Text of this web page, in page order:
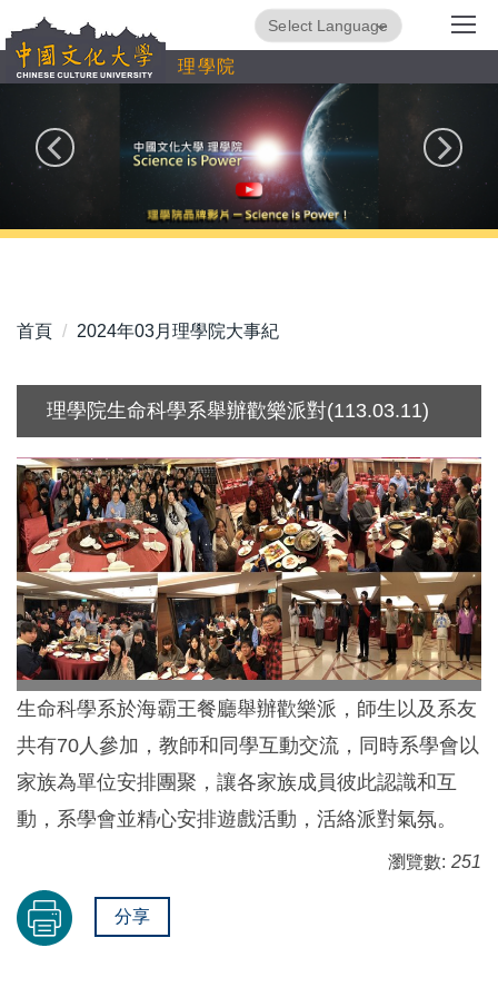
到
主
理學院
Translate
首頁 2024年03月理學院大事紀
理學院生命科學系舉辦歡樂派對(113.03.11)
生命科學系於海霸王餐廳舉辦歡樂派，師生以及系友
共有70人參加，教師和同學互動交流，同時系學會以
家族為單位安排團聚，讓各家族成員彼此認識和互
動，系學會並精心安排遊戲活動，活絡派對氣氛。
瀏覽數: 251
分享